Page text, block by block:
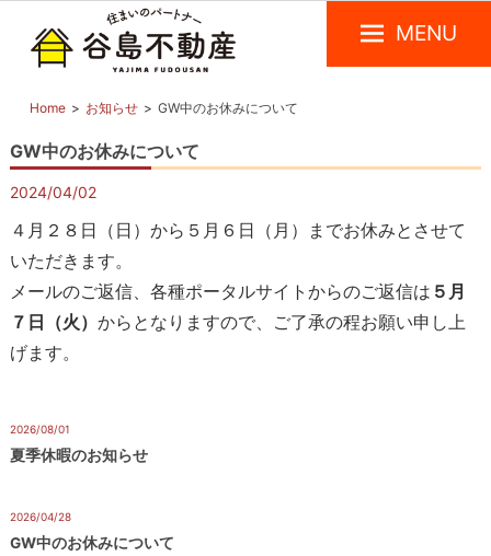
不
動
–
中
目
黒
の
動
産
お
探
業
和
年
の
頼
と
実
を
中
目
地
元
MENU
Home お知らせ GW中のお休みについて
GW中のお休みについて
2024/04/02お知らせ
４月２８日（日）から５月６日（月）までお休みとさせて
いただきます。
メールのご返信、各種ポータルサイトからのご返信は ５月
７日（火） からとなりますので、ご了承の程お願い申し上
げます。
2026/08/01
夏季休暇のお知らせ
2026/04/28お知らせ
GW中のお休みについて